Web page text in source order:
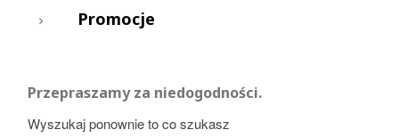
Promocje
Przepraszamy za niedogodności.
Wyszukaj ponownie to co szukasz